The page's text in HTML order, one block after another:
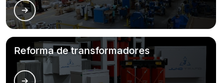
Reforma de transformadores